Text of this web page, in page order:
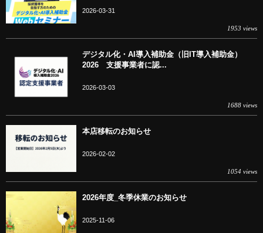
2026-03-31
1953 views
デジタル化・AI導入補助金（旧IT導入補助金）
2026 支援事業者に認...
2026-03-03
1688 views
本店移転のお知らせ
2026-02-02
1054 views
2026年度_冬季休業のお知らせ
2025-11-06